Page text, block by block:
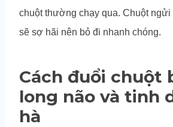
chuột thường chạy qua. Chuột ngửi
sẽ sợ hãi nên bỏ đi nhanh chóng.
Cách đuổi chuột
long não và tinh
hà